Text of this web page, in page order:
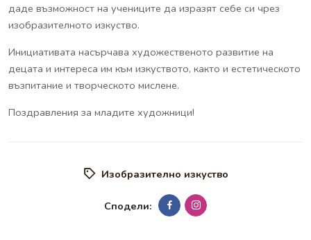
даде възможност на учениците да изразят себе си чрез
изобразителното изкуство.
Инициативата насърчава художественото развитие на
децата и интереса им към изкуството, както и естетическото
възпитание и творческото мислене.
Поздравления за младите художници!
Изобразително изкуство
Сподели: